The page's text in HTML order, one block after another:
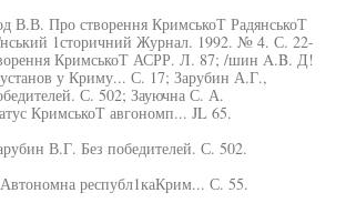
В.В. Про створення КримськоТ РадянськоТ
1сторичний Журнал. 1992. № 4. С. 22-
КримськоТ АСРР. Л. 87; /шин A.B. Д!
установ у Криму... С. 17; Зарубин А.Г.,
С. 502; Зауючна С. А.
КримськоТ авгономп... JL 65.
В.Г. Без победителей. С. 502.
республ1каКрим... С. 55.